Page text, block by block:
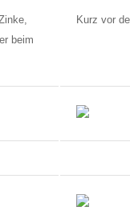
beim
Kurz vor